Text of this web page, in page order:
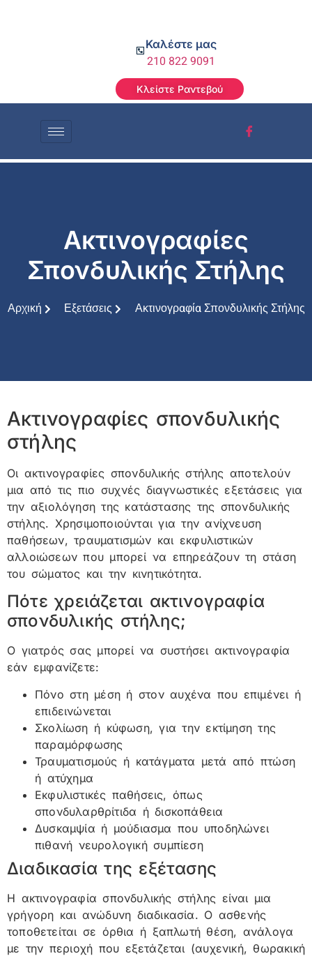
Καλέστε μας
210 822 9091
Κλείστε Ραντεβού
Ακτινογραφίες
Σπονδυλικής Στήλης
Αρχική Εξετάσεις Ακτινογραφία Σπονδυλικής Στήλης
Ακτινογραφίες σπονδυλικής
στήλης
Οι ακτινογραφίες σπονδυλικής στήλης αποτελούν
μια από τις πιο συχνές διαγνωστικές εξετάσεις για
την αξιολόγηση της κατάστασης της σπονδυλικής
στήλης. Χρησιμοποιούνται για την ανίχνευση
παθήσεων, τραυματισμών και εκφυλιστικών
αλλοιώσεων που μπορεί να επηρεάζουν τη στάση
του σώματος και την κινητικότητα.
Πότε χρειάζεται ακτινογραφία
σπονδυλικής στήλης;
Ο γιατρός σας μπορεί να συστήσει ακτινογραφία
εάν εμφανίζετε:
Πόνο στη μέση ή στον αυχένα που επιμένει ή
επιδεινώνεται
Σκολίωση ή κύφωση, για την εκτίμηση της
παραμόρφωσης
Τραυματισμούς ή κατάγματα μετά από πτώση
ή ατύχημα
Εκφυλιστικές παθήσεις, όπως
σπονδυλαρθρίτιδα ή δισκοπάθεια
Δυσκαμψία ή μούδιασμα που υποδηλώνει
πιθανή νευρολογική συμπίεση
Διαδικασία της εξέτασης
Η ακτινογραφία σπονδυλικής στήλης είναι μια
γρήγορη και ανώδυνη διαδικασία. Ο ασθενής
τοποθετείται σε όρθια ή ξαπλωτή θέση, ανάλογα
με την περιοχή που εξετάζεται (αυχενική, θωρακική